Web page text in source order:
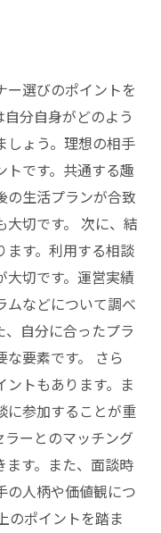
ー選びのポイントを
分自身がどのよう
しょう。理想の相手
トです。共通する趣
の生活プランが合致
大切です。 次に、結
ます。利用する相談
大切です。運営実績
ムなどについて調べ
自分に合ったプラ
要素です。 さら
トもあります。ま
に参加することが重
ーとのマッチング
ます。また、面談時
の人柄や価値観につ
のポイントを踏ま